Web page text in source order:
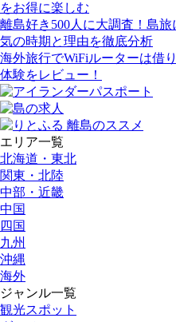
をお得に楽しむ
離島好き500人に大調査！島
気の時期と理由を徹底分析
海外旅行でWiFiルーターは借
体験をレビュー！
エリア一覧
北海道・東北
関東・北陸
中部・近畿
中国
四国
九州
沖縄
海外
ジャンル一覧
観光スポット